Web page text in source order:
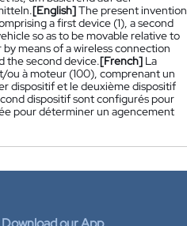
[English]The present invention
a first device (1), a second
so as to be movable relative to
means of a wireless connection
the second device.[French] La
à moteur (100), comprenant un
dispositif et le deuxième dispositif
dispositif sont configurés pour
pour déterminer un agencement